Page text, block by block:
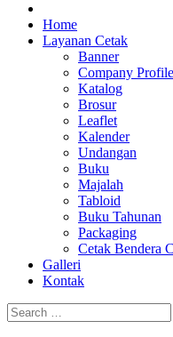
Goe Media Percetakan |
0822-4439-5599 (Call/WA)
invoice kartu nama label
pernikahan murah online 24
Home
Layanan Cetak
Banner
Company Profile
Katalog
Brosur
Leaflet
Kalender
Undangan
Buku
Majalah
Tabloid
Buku Tahunan
Packaging
Cetak Bendera
Galleri
Kontak
Search
for: